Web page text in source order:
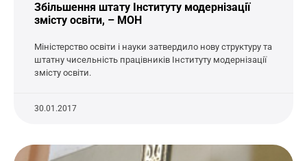
Збільшення штату Інституту модернізації
змісту освіти, – МОН
Міністерство освіти і науки затвердило нову структуру та
штатну чисельність працівників Інституту модернізації
змісту освіти.
30.01.2017